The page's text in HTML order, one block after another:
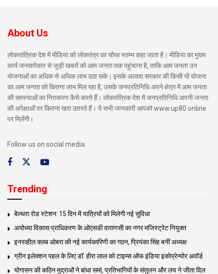
About Us
लोकतांत्रिक देश में मीडिया को लोकतंत्र का चौथा स्तम्भ कहा जाता है। मीडिया का मुख्य
कार्य जनसरोकार से जुड़ी खबरों को आम जनता तक पहुंचाना है, ताकि आम जनता उन
योजनाओं का अधिक से अधिक लाभ उठा सके। इसके अलावा सरकार की किसी भी योजना
का आम जनता को कितना लाभ मिल रहा है, उसके जनप्रतिनिधि अपने क्षेत्र में आम जनता
की समस्याओं का निराकरण कैसे करते हैं। लोकतंत्रिक देश में जनप्रतिनिधि अपनी जनता
की अपेक्षाओं पर कितना खरा उतरते हैं। ये सभी जानकारी आपको www.up80.online
पर मिलेंगी।
Follow us on social media:
Trending
बेल्थरा रोड स्टेशन: 15 दिन में यात्रियों को मिलेगी नई सुविधा
अयोध्या विकास प्राधिकरण के ओएसडी वाराणसी का नगर मजिस्ट्रेट नियुक्त
इनरव्हील क्लब ओबरा की नई कार्यकारिणी का गठन, प्रियंका सिंह बनीं अध्यक्ष
ग्रीन इलेक्शन पहल के लिए डॉ. हीरा लाल को टाइम्स ऑफ इंडिया इकोप्रेन्योर अवॉर्ड
योगासन की कठिन मुद्राओं ने बांधा समां, प्रतिभागियों के संतुलन और लय ने जीता दिल